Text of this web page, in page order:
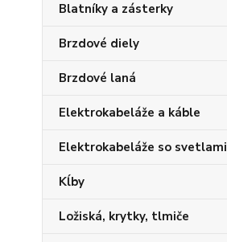
Blatníky a zásterky
Brzdové diely
Brzdové laná
Elektrokabeláže a káble
Elektrokabeláže so svetlami
Kĺby
Ložiská, krytky, tlmiče